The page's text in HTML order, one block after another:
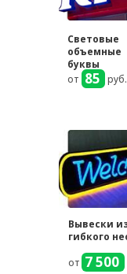
Световые
объемные
буквы
от 85
Вывески
гибкого
от 7 500